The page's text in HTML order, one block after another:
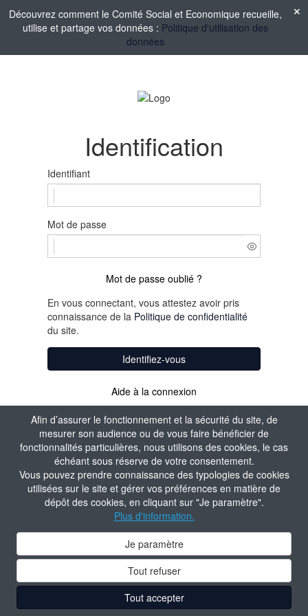
Afin d’assurer le fonctionnement et la sécurité du site, de
mesurer son audience ou de vous faire bénéficier de
fonctionnalités particulières, nous utilisons des cookies, le cas
échéant sous réserve de votre consentement.
Vous pouvez prendre connaissance des typologies de cookies
utilisées sur le site et gérer vos préférences en matière de
dépôt des cookies, en cliquant sur "Je paramètre".
Plus d'information.
Je paramètre
Tout refuser
Tout accepter
Découvrez comment le Comité Social et Economique recueille,
utilise et partage vos données : Politique d'utilisation des
données
Identification
Identifiant
Mot de passe
Mot de passe oublié ?
En vous connectant, vous attestez avoir pris
connaissance de la Politique de confidentialité
du site.
Identifiez-vous
Aide à la connexion